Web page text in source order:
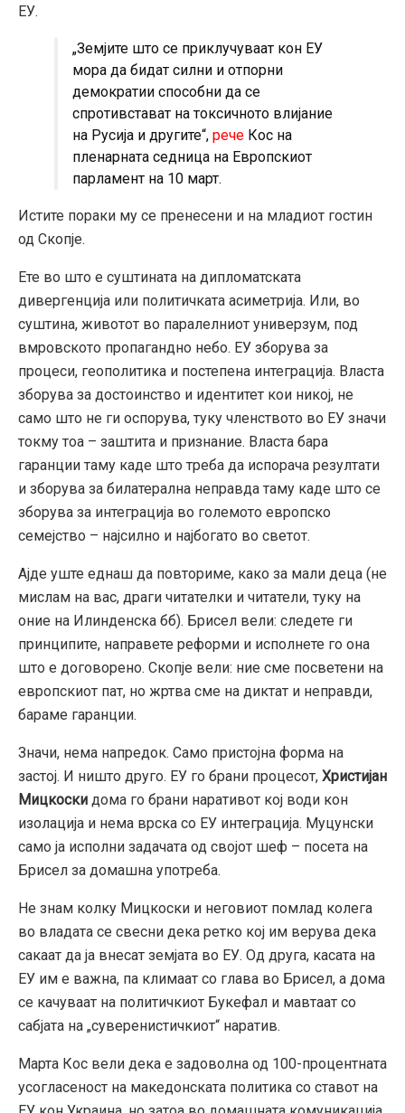
ЕУ.
„Земјите што се приклучуваат кон ЕУ
мора да бидат силни и отпорни
демократии способни да се
спротивстават на токсичното влијание
на Русија и другите“, рече Кос на
пленарната седница на Европскиот
парламент на 10 март.
Истите пораки му се пренесени и на младиот гостин
од Скопје.
Ете во што е суштината на дипломатската
дивергенција или политичката асиметрија. Или, во
суштина, животот во паралелниот универзум, под
вмровското пропагандно небо. ЕУ зборува за
процеси, геополитика и постепена интеграција. Власта
зборува за достоинство и идентитет кои никој, не
само што не ги оспорува, туку членството во ЕУ значи
токму тоа – заштита и признание. Власта бара
гаранции таму каде што треба да испорача резултати
и зборува за билатерална неправда таму каде што се
зборува за интеграција во големото европско
семејство – најсилно и најбогато во светот.
Ајде уште еднаш да повториме, како за мали деца (не
мислам на вас, драги читателки и читатели, туку на
оние на Илинденска бб). Брисел вели: следете ги
принципите, направете реформи и исполнете го она
што е договорено. Скопје вели: ние сме посветени на
европскиот пат, но жртва сме на диктат и неправди,
бараме гаранции.
Значи, нема напредок. Само пристојна форма на
застој. И ништо друго. ЕУ го брани процесот, Христијан
Мицкоски дома го брани наративот кој води кон
изолација и нема врска со ЕУ интеграција. Муцунски
само ја исполни задачата од својот шеф – посета на
Брисел за домашна употреба.
Не знам колку Мицкоски и неговиот помлад колега
во владата се свесни дека ретко кој им верува дека
сакаат да ја внесат земјата во ЕУ. Од друга, касата на
ЕУ им е важна, па климаат со глава во Брисел, а дома
се качуваат на политичкиот Букефал и мавтаат со
сабјата на „суверенистичкиот“ наратив.
Марта Кос вели дека е задоволна од 100-процентната
усогласеност на македонската политика со ставот на